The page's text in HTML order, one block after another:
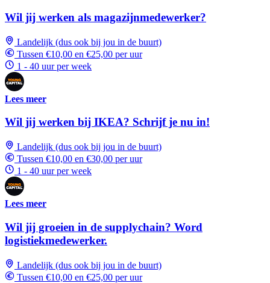
Wil jij werken als magazijnmedewerker?
Landelijk (dus ook bij jou in de buurt)
Tussen €10,00 en €25,00 per uur
1 - 40 uur per week
Lees meer
Wil jij werken bij IKEA? Schrijf je nu in!
Landelijk (dus ook bij jou in de buurt)
Tussen €10,00 en €30,00 per uur
1 - 40 uur per week
Lees meer
Wil jij groeien in de supplychain? Word
logistiekmedewerker.
Landelijk (dus ook bij jou in de buurt)
Tussen €10,00 en €25,00 per uur